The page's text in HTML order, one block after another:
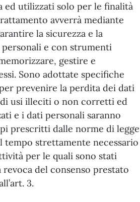
ed utilizzati solo per le finalità
avverrà mediante
la sicurezza e la
e con strumenti
gestire e
Sono adottate specifiche
prevenire la perdita dei dati
usi illeciti o non corretti ed
e i dati personali saranno
prescritti dalle norme di legge
tempo strettamente necessario
per le quali sono stati
del consenso prestato
3.